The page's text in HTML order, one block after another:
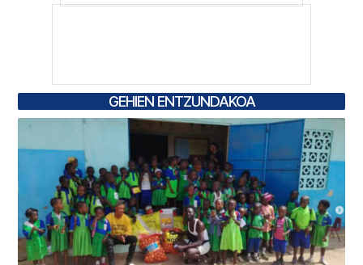
GEHIEN ENTZUNDAKOA